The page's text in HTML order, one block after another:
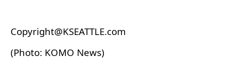
Copyright@KSEATTLE.com
(Photo: KOMO News)